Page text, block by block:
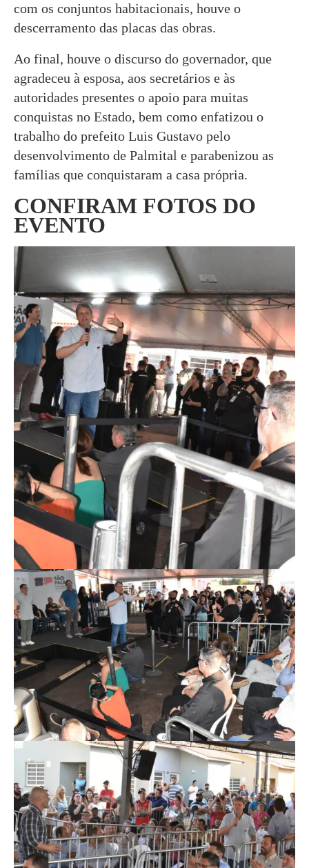
com os conjuntos habitacionais, houve o
descerramento das placas das obras.
Ao final, houve o discurso do governador, que
agradeceu à esposa, aos secretários e às
autoridades presentes o apoio para muitas
conquistas no Estado, bem como enfatizou o
trabalho do prefeito Luis Gustavo pelo
desenvolvimento de Palmital e parabenizou as
famílias que conquistaram a casa própria.
CONFIRAM FOTOS DO
EVENTO